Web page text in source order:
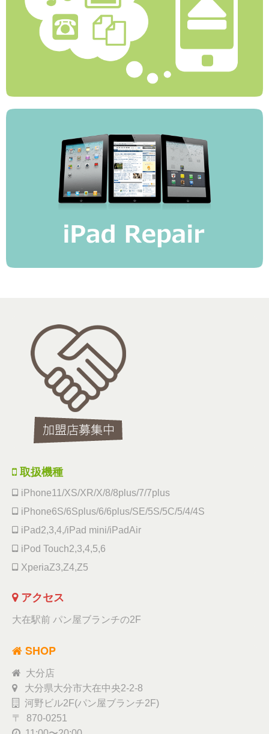
取扱機種
iPhone11/XS/XR/X/8/8plus/7/7plus
iPhone6S/6Splus/6/6plus/SE/5S/5C/5/4/4S
iPad2,3,4,/iPad mini/iPadAir
iPod Touch2,3,4,5,6
XperiaZ3,Z4,Z5
アクセス
大在駅前 パン屋ブランチの2F
SHOP
大分店
大分県大分市大在中央2-2-8
河野ビル2F(パン屋ブランチ2F)
〒 870-0251